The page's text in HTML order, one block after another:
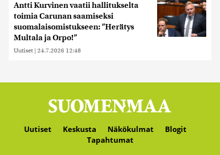
Antti Kurvinen vaatii hallitukselta
toimia Carunan saamiseksi
suomalaisomistukseen: ”Herätys
Multala ja Orpo!”
Uutiset | 24.7.2026 12:48
Uutiset Keskusta Näkökulmat
Blogit
Tapahtumat